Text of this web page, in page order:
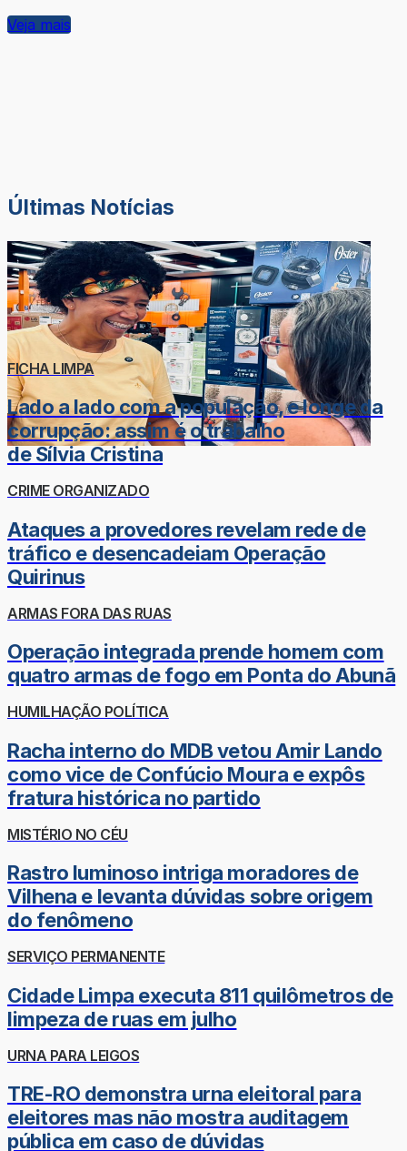
Veja mais
Últimas Notícias
FICHA LIMPA
Lado a lado com a população, e longe da
corrupção: assim é o trabalho
de Sílvia Cristina
CRIME ORGANIZADO
Ataques a provedores revelam rede de
tráfico e desencadeiam Operação
Quirinus
ARMAS FORA DAS RUAS
Operação integrada prende homem com
quatro armas de fogo em Ponta do Abunã
HUMILHAÇÃO POLÍTICA
Racha interno do MDB vetou Amir Lando
como vice de Confúcio Moura e expôs
fratura histórica no partido
MISTÉRIO NO CÉU
Rastro luminoso intriga moradores de
Vilhena e levanta dúvidas sobre origem
do fenômeno
SERVIÇO PERMANENTE
Cidade Limpa executa 811 quilômetros de
limpeza de ruas em julho
URNA PARA LEIGOS
TRE-RO demonstra urna eleitoral para
eleitores mas não mostra auditagem
pública em caso de dúvidas